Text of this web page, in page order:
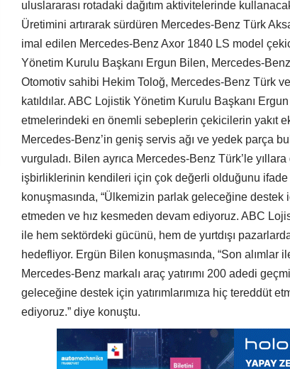
uluslararası rotadaki dağıtım aktivitelerinde
Üretimini artırarak sürdüren Mercedes-Benz Türk
imal edilen Mercedes-Benz Axor 1840 LS model
Yönetim Kurulu Başkanı Ergun Bilen, Mercedes-
Otomotiv sahibi Hekim Toloğ, Mercedes-Benz Türk
katıldılar. ABC Lojistik Yönetim Kurulu Başkanı
etmelerindeki en önemli sebeplerin çekicilerin yakıt
Mercedes-Benz’in geniş servis ağı ve yedek parça
vurguladı. Bilen ayrıca Mercedes-Benz Türk’le
işbirliklerinin kendileri için çok değerli olduğunu
konuşmasında, “Ülkemizin parlak geleceğine destek
etmeden ve hız kesmeden devam ediyoruz. ABC
ile hem sektördeki gücünü, hem de yurtdışı
hedefliyor. Ergün Bilen konuşmasında, “Son alımlar
Mercedes-Benz markalı araç yatırımı 200 adedi
geleceğine destek için yatırımlarımıza hiç tereddüt
ediyoruz.” diye konuştu.